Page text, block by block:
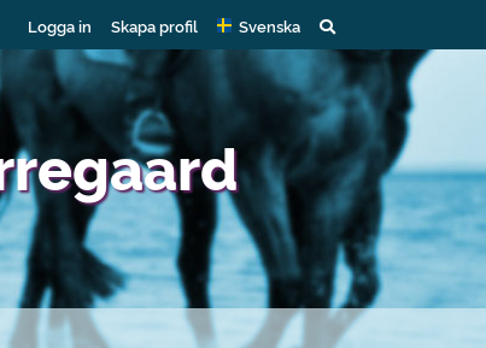
Logga in Skapa profil Svenska